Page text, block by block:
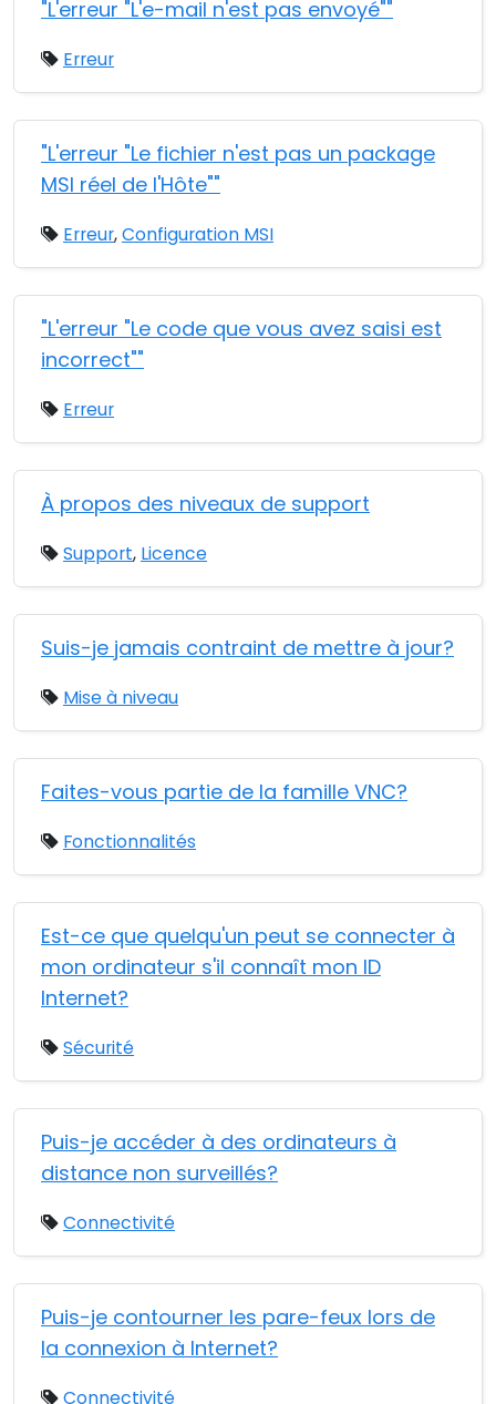
"L'erreur "L'e-mail n'est pas envoyé""
Erreur
"L'erreur "Le fichier n'est pas un package
MSI réel de l'Hôte""
Erreur,Configuration MSI
"L'erreur "Le code que vous avez saisi est
incorrect""
Erreur
À propos des niveaux de support
Support, Licence
Suis-je jamais contraint de mettre à jour?
Mise à niveau
Faites-vous partie de la famille VNC?
Fonctionnalités
Est-ce que quelqu'un peut se connecter à
mon ordinateur s'il connaît mon ID
Internet?
Sécurité
Puis-je accéder à des ordinateurs à
distance non surveillés?
Connectivité
Puis-je contourner les pare-feux lors de
la connexion à Internet?
Connectivité